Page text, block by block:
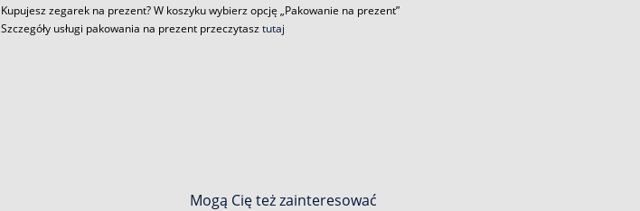
Kupujesz zegarek na prezent? W koszyku wybierz opcję „Pakowanie na prezent”
Szczegóły usługi pakowania na prezent przeczytasztutaj
Mogą Cię też zainteresować